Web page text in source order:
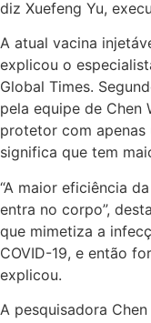
diz Xuefeng Yu,
A atual vacina
explicou o
Global Times.
pela equipe de Chen
protetor com apenas
significa que tem
“A maior eficiência
entra no corpo”,
que mimetiza a
COVID-19, e então
explicou.
A pesquisadora